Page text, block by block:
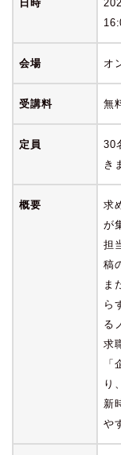
日時
会場 オ
受講料 無
定員
30
き
概要
求
が
担
稿
ま
ら
る
求
り
新
や